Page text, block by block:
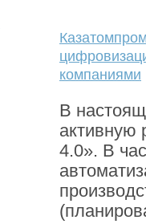
компаниями
В
активную
4.0». В